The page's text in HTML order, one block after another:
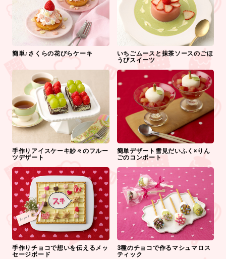
簡単♪さくらの花びらケーキ
いちごムースと抹茶ソースのごほ
うびスイーツ
手作りアイスケーキ紗々のフルー
ツデザート
簡単デザート雪見だいふく×りん
ごのコンポート
手作りチョコで想いを伝えるメッ
セージボード
3種のチョコで作るマシュマロス
ティック